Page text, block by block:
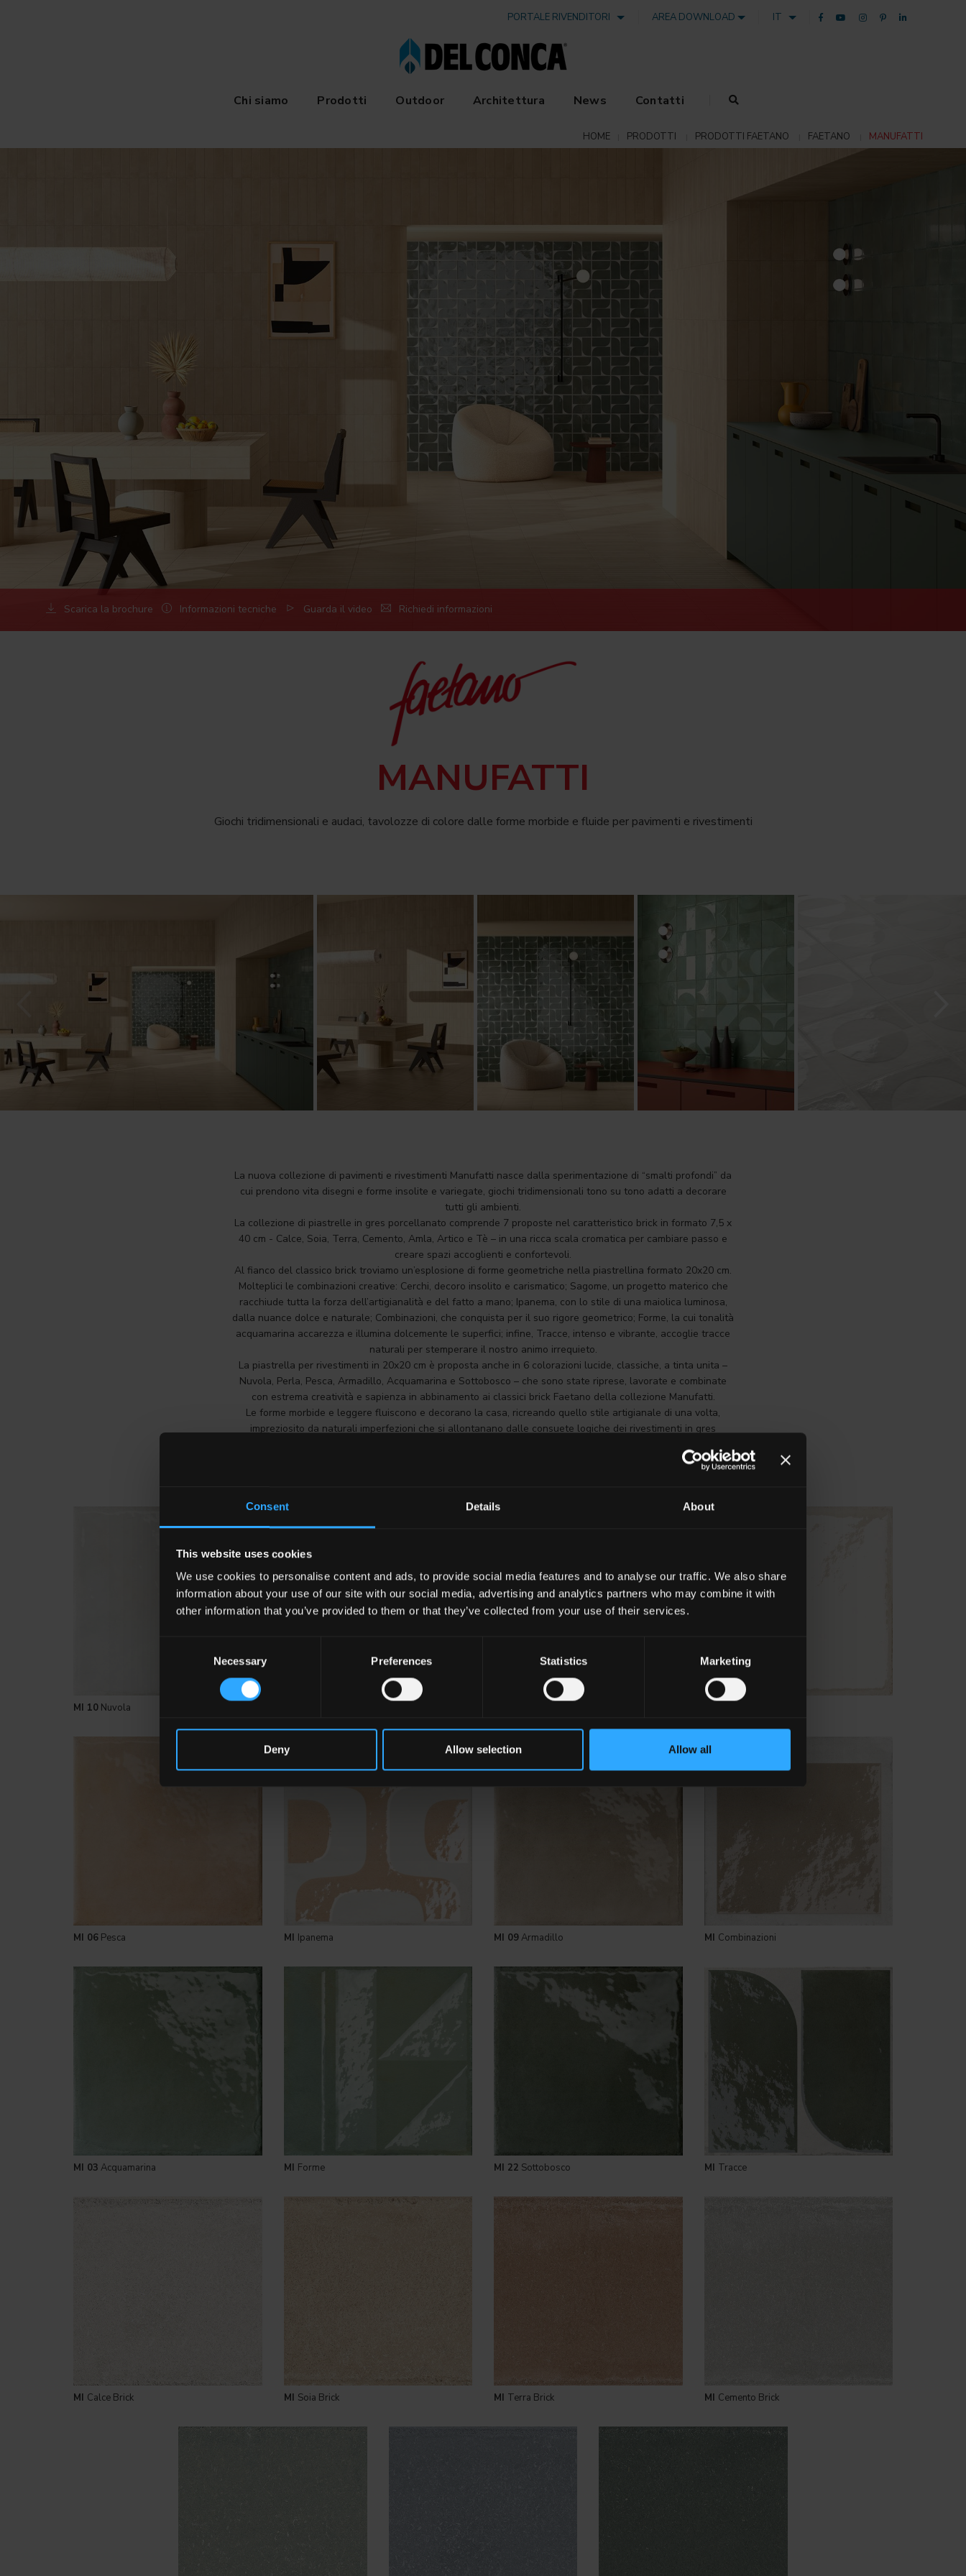
Consent Details About
This website uses cookies
We use cookies to personalise content and ads, to provide social media features and to analyse our traffic. We also share
information about your use of our site with our social media, advertising and analytics partners who may combine it with
other information that you’ve provided to them or that they’ve collected from your use of their services.
Necessary Preferences Statistics Marketing
Deny Allow selection Allow all
PORTALE RIVENDITORI AREA DOWNLOAD IT
Chi siamo Prodotti Outdoor Architettura News Contatti
HOME PRODOTTI PRODOTTI FAETANO FAETANO MANUFATTI
Scarica la brochure Informazioni tecniche Guarda il video Richiedi informazioni
MANUFATTI
Giochi tridimensionali e audaci, tavolozze di colore dalle forme morbide e fluide per pavimenti e rivestimenti
La nuova collezione di pavimenti e rivestimenti Manufatti nasce dalla sperimentazione di “smalti profondi” da
cui prendono vita disegni e forme insolite e variegate, giochi tridimensionali tono su tono adatti a decorare
tutti gli ambienti.
La collezione di piastrelle in gres porcellanato comprende 7 proposte nel caratteristico brick in formato 7,5 x
40 cm - Calce, Soia, Terra, Cemento, Amla, Artico e Tè – in una ricca scala cromatica per cambiare passo e
creare spazi accoglienti e confortevoli.
Al fianco del classico brick troviamo un’esplosione di forme geometriche nella piastrellina formato 20x20 cm.
Molteplici le combinazioni creative: Cerchi, decoro insolito e carismatico; Sagome, un progetto materico che
racchiude tutta la forza dell’artigianalità e del fatto a mano; Ipanema, con lo stile di una maiolica luminosa,
dalla nuance dolce e naturale; Combinazioni, che conquista per il suo rigore geometrico; Forme, la cui tonalità
acquamarina accarezza e illumina dolcemente le superfici; infine, Tracce, intenso e vibrante, accoglie tracce
naturali per stemperare il nostro animo irrequieto.
La piastrella per rivestimenti in 20x20 cm è proposta anche in 6 colorazioni lucide, classiche, a tinta unita –
Nuvola, Perla, Pesca, Armadillo, Acquamarina e Sottobosco – che sono state riprese, lavorate e combinate
con estrema creatività e sapienza in abbinamento ai classici brick Faetano della collezione Manufatti.
Le forme morbide e leggere fluiscono e decorano la casa, ricreando quello stile artigianale di una volta,
impreziosito da naturali imperfezioni che si allontanano dalle consuete logiche dei rivestimenti in gres
MI 10 Nuvola
MI 06 Pesca MI Ipanema MI 09Armadillo MI Combinazioni
MI 03 Acquamarina MI Forme MI 22 Sottobosco MI Tracce
MI Calce Brick MI Soia Brick MI Terra Brick MI Cemento Brick